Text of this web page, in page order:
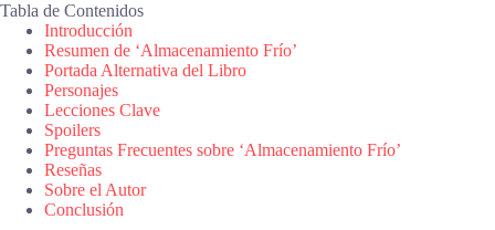
Tabla de Contenidos
Introducción
Resumen de ‘Almacenamiento Frío’
Portada Alternativa del Libro
Personajes
Lecciones Clave
Spoilers
Preguntas Frecuentes sobre ‘Almacenamiento Frío’
Reseñas
Sobre el Autor
Conclusión